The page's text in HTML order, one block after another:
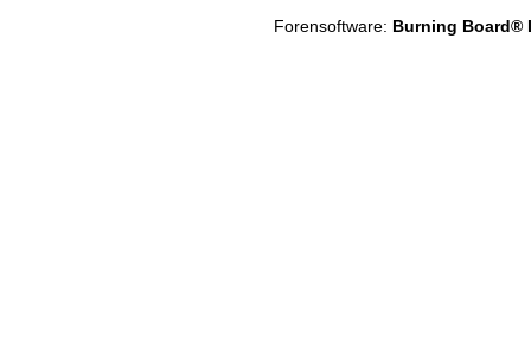
Forensoftware: Burning Board®